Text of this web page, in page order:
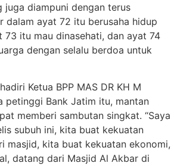
juga diampuni dengan terus
dalam ayat 72 itu berusaha hidup
73 itu mau dinasehati, dan ayat 74
dengan selalu berdoa untuk
Ketua BPP MAS DR KH M
petinggi Bank Jatim itu, mantan
memberi sambutan singkat. “Saya
subuh ini, kita buat kekuatan
masjid, kita buat kekuatan ekonomi,
datang dari Masjid Al Akbar di